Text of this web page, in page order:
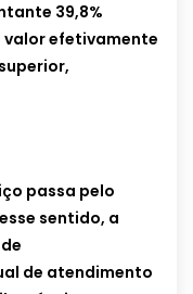
39,8%
valor efetivamente
passa pelo
sentido, a
de atendimento